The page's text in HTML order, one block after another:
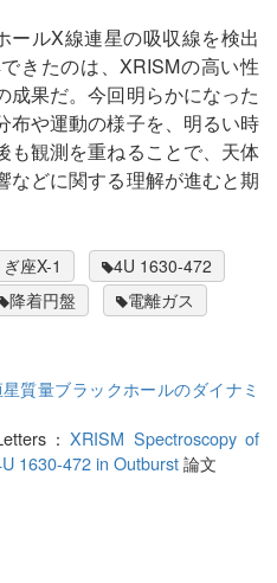
ールX線連星の吸収線を検出
きたのは、XRISMの高い性
成果だ。今回明らかになった
布や運動の様子を、明るい時
も観測を重ねることで、天体
などに関する理解が進むと期
座X-1
4U 1630-472
降着円盤 電離ガス
質量ブラックホールのダイナミ
：XRISM Spectroscopy of
1630-472 in Outburst論文